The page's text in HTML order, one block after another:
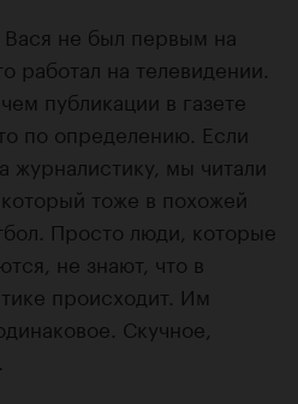
не был первым на
на телевидении.
публикации в газете
по определению. Если
журналистику, мы читали
тоже в похожей
Просто люди, которые
не знают, что в
происходит. Им
Скучное,